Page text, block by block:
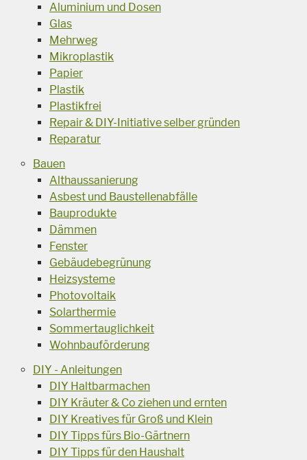
Aluminium und Dosen
Glas
Mehrweg
Mikroplastik
Papier
Plastik
Plastikfrei
Repair & DIY-Initiative selber gründen
Reparatur
Bauen
Althaussanierung
Asbest und Baustellenabfälle
Bauprodukte
Dämmen
Fenster
Gebäudebegrünung
Heizsysteme
Photovoltaik
Solarthermie
Sommertauglichkeit
Wohnbauförderung
DIY - Anleitungen
DIY Haltbarmachen
DIY Kräuter & Co ziehen und ernten
DIY Kreatives für Groß und Klein
DIY Tipps fürs Bio-Gärtnern
DIY Tipps für den Haushalt